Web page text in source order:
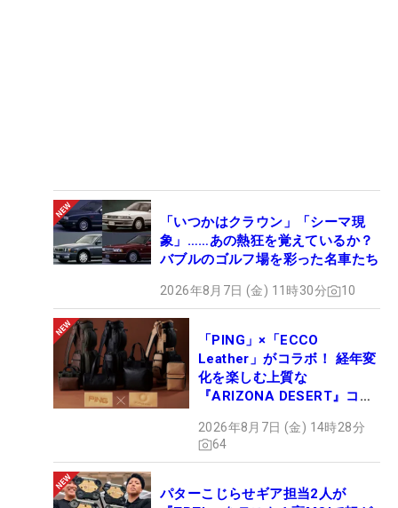
「いつかはクラウン」「シーマ現
象」……あの熱狂を覚えているか？
バブルのゴルフ場を彩った名車たち
2026年8月7日 (金) 11時30分 10
「PING」×「ECCO
Leather」がコラボ！ 経年変
化を楽しむ上質な
『ARIZONA DESERT』コレ
ュー
2026年8月7日 (金) 14時28分
64
パターこじらせギア担当2人が